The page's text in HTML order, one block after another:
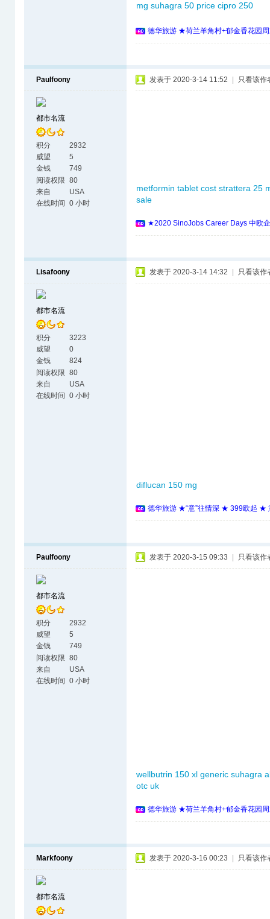
mg suhagra 50 price cipro 250
德华旅游 ★荷兰羊角村+郁金香花园
Paulfoony
都市名流
积分
2932
威望
5
金钱
749
阅读权限 80
来自
USA
在线时间
0 小时
发表于 2020-3-14 11:52 只看该作
metformin tablet cost strattera 25
sale
★2020 SinoJobs Career Days 中欧
Lisafoony
都市名流
积分
3223
威望
0
金钱
824
阅读权限 80
来自
USA
在线时间
0 小时
发表于 2020-3-14 14:32 只看该作
diflucan 150 mg
德华旅游 ★“意”往情深 ★ 399欧起 ★
Paulfoony
都市名流
积分
2932
威望
5
金钱
749
阅读权限 80
来自
USA
在线时间
0 小时
发表于 2020-3-15 09:33 只看该作
wellbutrin 150 xl generic suhagra
otc uk
德华旅游 ★荷兰羊角村+郁金香花园
Markfoony
都市名流
发表于 2020-3-16 00:23 只看该作